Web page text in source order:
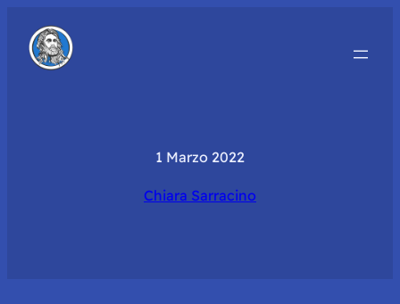
1 Marzo 2022
Chiara Sarracino